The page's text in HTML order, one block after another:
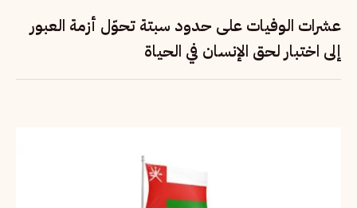
عشرات الوفيات على حدود سبتة تحوّل أزمة العبور
إلى اختبار لحق الإنسان في الحياة